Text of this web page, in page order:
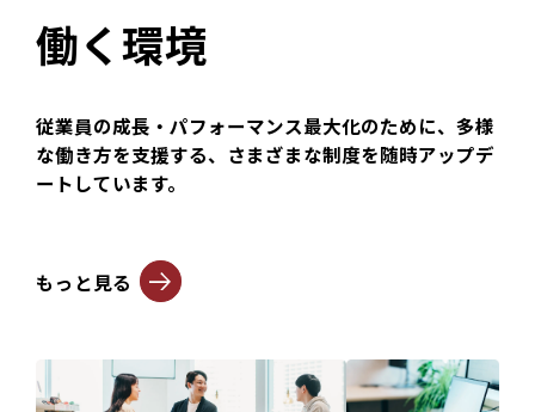
働く環境
従業員の成長・パフォーマンス最大化のために、多様
な働き方を支援する、さまざまな制度を随時アップデ
ートしています。
もっと見る